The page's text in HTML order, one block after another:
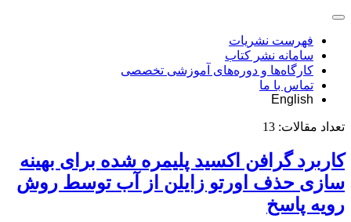
فهرست نشریات
سامانه نشر کتاب
کارگاه‌ها و دوره‌های آموزشی تخصصی
تماس با ما
English
تعداد مقالات: 13
کاربرد گرافن اکسید پلیمره شده برای بهینه
سازی حذف اورتو زایلن از آب توسط روش
رویه پاسخ